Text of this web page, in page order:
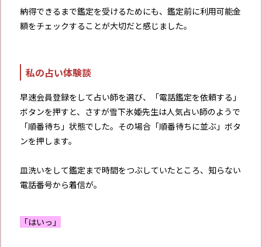
納得できるまで鑑定を受けるためにも、鑑定前に利用可能金
額をチェックすることが大切だと感じました。
私の占い体験談
早速会員登録をして占い師を選び、「電話鑑定を依頼する」
ボタンを押すと、さすが雪下氷姫先生は人気占い師のようで
「順番待ち」状態でした。その場合「順番待ちに並ぶ」ボタ
ンを押します。
皿洗いをして鑑定まで時間をつぶしていたところ、知らない
電話番号から着信が。
「はいっ」